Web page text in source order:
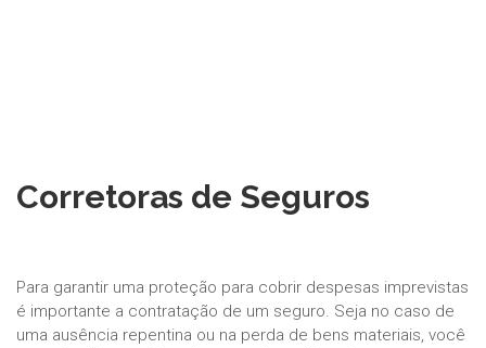
Corretoras de Seguros
Para garantir uma proteção para cobrir despesas imprevistas
é importante a contratação de um seguro. Seja no caso de
uma ausência repentina ou na perda de bens materiais, você